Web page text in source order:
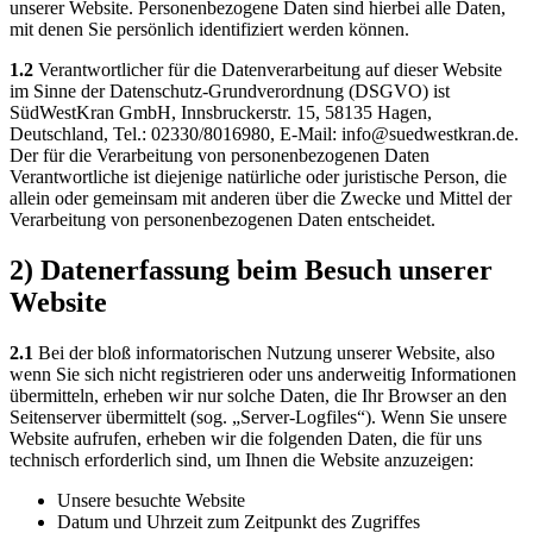
unserer Website. Personenbezogene Daten sind hierbei alle Daten,
mit denen Sie persönlich identifiziert werden können.
1.2 Verantwortlicher für die Datenverarbeitung auf dieser Website
im Sinne der Datenschutz-Grundverordnung (DSGVO) ist
SüdWestKran GmbH, Innsbruckerstr. 15, 58135 Hagen,
Deutschland, Tel.: 02330/8016980, E-Mail: info@suedwestkran.de.
Der für die Verarbeitung von personenbezogenen Daten
Verantwortliche ist diejenige natürliche oder juristische Person, die
allein oder gemeinsam mit anderen über die Zwecke und Mittel der
Verarbeitung von personenbezogenen Daten entscheidet.
2) Datenerfassung beim Besuch unserer
Website
2.1 Bei der bloß informatorischen Nutzung unserer Website, also
wenn Sie sich nicht registrieren oder uns anderweitig Informationen
übermitteln, erheben wir nur solche Daten, die Ihr Browser an den
Seitenserver übermittelt (sog. „Server-Logfiles“). Wenn Sie unsere
Website aufrufen, erheben wir die folgenden Daten, die für uns
technisch erforderlich sind, um Ihnen die Website anzuzeigen:
Unsere besuchte Website
Datum und Uhrzeit zum Zeitpunkt des Zugriffes